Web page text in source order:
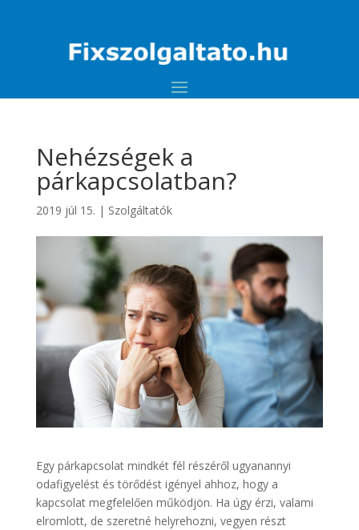
Nehézségek a
párkapcsolatban?
2019 júl 15. | Szolgáltatók
Egy párkapcsolat mindkét fél részéről ugyanannyi
odafigyelést és törődést igényel ahhoz, hogy a
kapcsolat megfelelően működjön. Ha úgy érzi, valami
elromlott, de szeretné helyrehozni, vegyen részt